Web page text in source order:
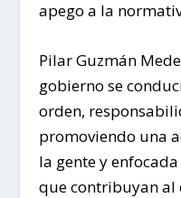
apego a la
Pilar Guzmán
gobierno se
orden,
promoviendo una
la gente y
que contribuyan